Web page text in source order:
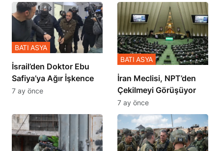
İsrail’den Doktor Ebu
Safiya’ya Ağır İşkence
BATI ASYA
7 ay önce
İran Meclisi, NPT’den
Çekilmeyi Görüşüyor
BATI ASYA
7 ay önce